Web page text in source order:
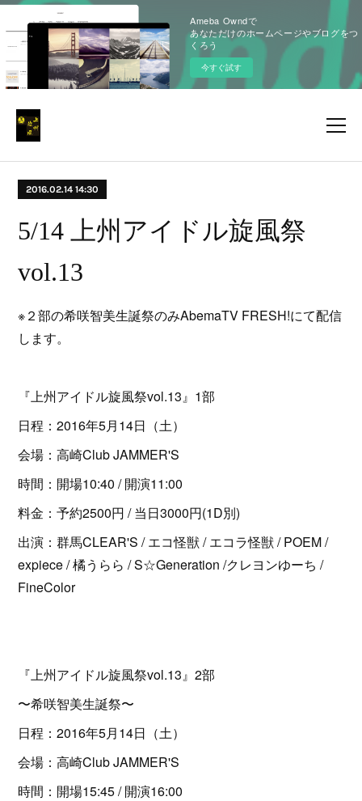
Ameba Owndで
あなただけのホームページやブログをつ
くろう
今すぐ試す
2016.02.14 14:30
5/14 上州アイドル旋風祭
vol.13
※２部の希咲智美生誕祭のみAbemaTV FRESH!にて配信
します。
『上州アイドル旋風祭vol.13』1部
日程：2016年5月14日（土）
会場：高崎Club JAMMER'S
時間：開場10:40 / 開演11:00
料金：予約2500円 / 当日3000円(1D別)
出演：群馬CLEAR'S / エコ怪獣 / エコラ怪獣 / POEM /
expiece / 橘うらら / S☆Generation /クレヨンゆーち /
FineColor
『上州アイドル旋風祭vol.13』2部
〜希咲智美生誕祭〜
日程：2016年5月14日（土）
会場：高崎Club JAMMER'S
時間：開場15:45 / 開演16:00